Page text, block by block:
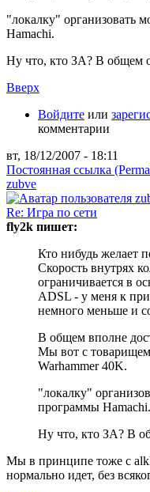
"локалку" организовать
Hamachi.
Ну что, кто ЗА? В общем
Вверх
Войдите или
комментарии
вт, 18/12/2007 - 18:11
Постоянная ссылка
zubve
Re: Игра по сети
fly2k пишет:
Кто нибудь желает
Скорость внутрях
ограничивается в
ADSL - у меня к
немного меньше и
В общем вполне
Мы вот с товарищем
Warhammer 40K.
"локалку"
программы Hamachi.
Ну что, кто ЗА? В
Мы в принципе тоже с
нормально идет, без